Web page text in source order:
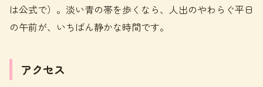
は公式で）。淡い青の帯を歩くなら、人出のやわらぐ平日
の午前が、いちばん静かな時間です。
アクセス